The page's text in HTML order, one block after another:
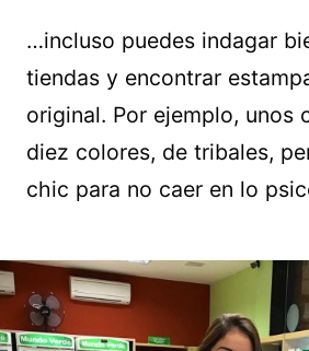
…incluso puedes indagar
tiendas y encontrar
original. Por ejemplo, unos
diez colores, de tribales,
chic para no caer en lo